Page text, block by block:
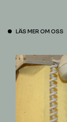
LÄS MER OM OSS